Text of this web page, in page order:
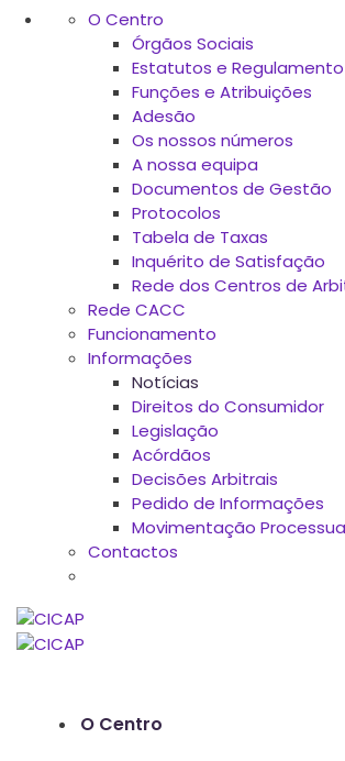
O Centro
Órgãos Sociais
Estatutos e
Funções e Atribuições
Adesão
Os nossos números
A nossa equipa
Documentos de Gestão
Protocolos
Tabela de Taxas
Inquérito de Satisfação
Rede dos Centros de
Rede CACC
Funcionamento
Informações
Notícias
Direitos do Consumidor
Legislação
Acórdãos
Decisões Arbitrais
Pedido de Informações
Movimentação
Contactos
O Centro